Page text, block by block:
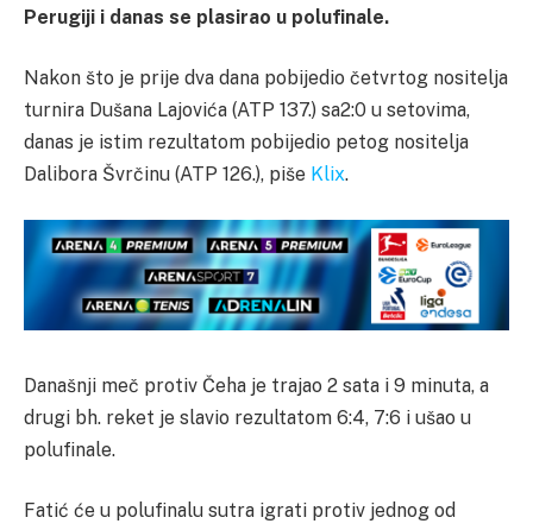
Perugiji i danas se plasirao u polufinale.
Nakon što je prije dva dana pobijedio četvrtog nositelja
turnira Dušana Lajovića (ATP 137.) sa2:0 u setovima,
danas je istim rezultatom pobijedio petog nositelja
Dalibora Švrčinu (ATP 126.), piše Klix.
Današnji meč protiv Čeha je trajao 2 sata i 9 minuta, a
drugi bh. reket je slavio rezultatom 6:4, 7:6 i ušao u
polufinale.
Fatić će u polufinalu sutra igrati protiv jednog od